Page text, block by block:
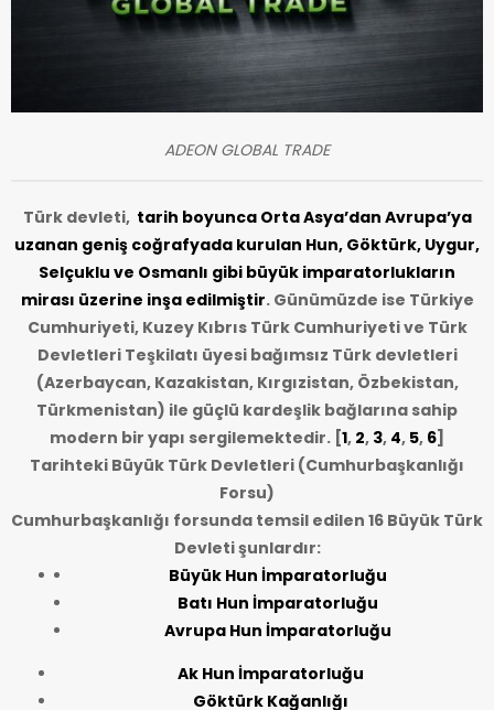
ADEON GLOBAL TRADE
Türk devleti, tarih boyunca Orta Asya’dan Avrupa’ya
uzanan geniş coğrafyada kurulan Hun, Göktürk, Uygur,
Selçuklu ve Osmanlı gibi büyük imparatorlukların
mirası üzerine inşa edilmiştir. Günümüzde ise Türkiye
Cumhuriyeti, Kuzey Kıbrıs Türk Cumhuriyeti ve Türk
Devletleri Teşkilatı üyesi bağımsız Türk devletleri
(Azerbaycan, Kazakistan, Kırgızistan, Özbekistan,
Türkmenistan) ile güçlü kardeşlik bağlarına sahip
modern bir yapı sergilemektedir. [1, 2, 3, 4, 5, 6]
Tarihteki Büyük Türk Devletleri (Cumhurbaşkanlığı
Forsu)
Cumhurbaşkanlığı forsunda temsil edilen 16 Büyük Türk
Devleti şunlardır:
Büyük Hun İmparatorluğu
Batı Hun İmparatorluğu
Avrupa Hun İmparatorluğu
Ak Hun İmparatorluğu
Göktürk Kağanlığı